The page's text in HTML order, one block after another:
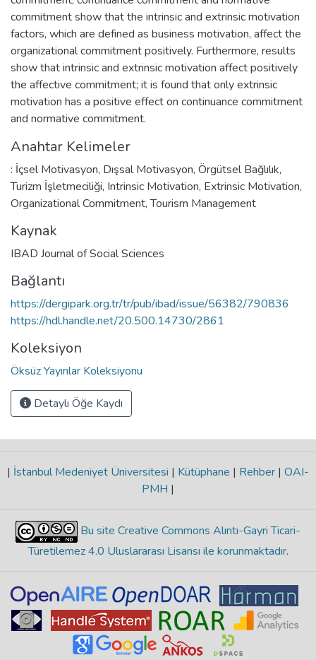
commitment show that the intrinsic and extrinsic motivation
factors, which are defined as business motivation, affect the
organizational commitment positively. Furthermore, results
show that intrinsic and extrinsic motivation affect positively
the affective commitment; it is found that only extrinsic
motivation has a positive effect on continuance commitment
and normative commitment.
Anahtar Kelimeler
: İçsel Motivasyon, Dışsal Motivasyon, Örgütsel Bağlılık,
Turizm İşletmeciliği, Intrinsic Motivation, Extrinsic Motivation,
Organizational Commitment,Tourism Management
Kaynak
IBAD Journal of Social Sciences
Bağlantı
https://dergipark.org.tr/tr/pub/ibad/issue/56382/790836
https://hdl.handle.net/20.500.14730/2861
Koleksiyon
Öksüz Yayınlar Koleksiyonu
Detaylı Öğe Kaydı
| İstanbul Medeniyet Üniversitesi | Kütüphane | Rehber | OAI-
PMH |
Bu site Creative Commons Alıntı-Gayri Ticari-
Türetilemez 4.0 Uluslararası Lisansı ile korunmaktadır.